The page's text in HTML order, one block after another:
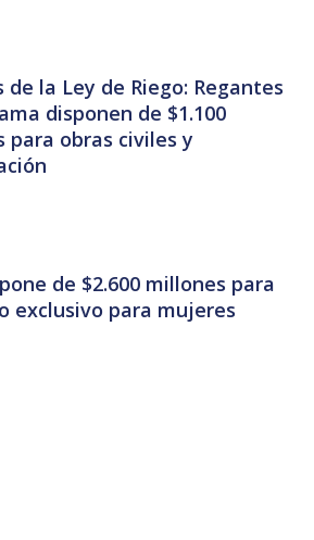
de la Ley de Riego: Regantes
disponen de $1.100
para obras civiles y
de $2.600 millones para
exclusivo para mujeres